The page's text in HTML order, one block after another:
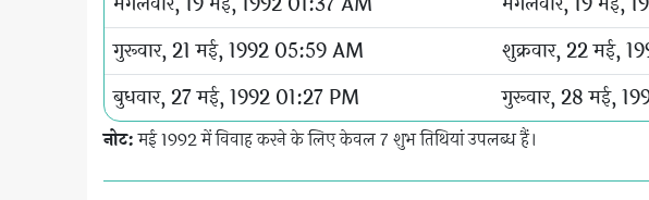
गुरूवार, 21 मई, 1992 05:59 AM
शुक्रवार, 22 मई,
बुधवार, 27 मई, 1992 01:27 PM
गुरूवार, 28 मई,
नोट:मई 1992 में विवाह करने के लिए केवल 7 शुभ तिथियां उपलब्ध हैं।